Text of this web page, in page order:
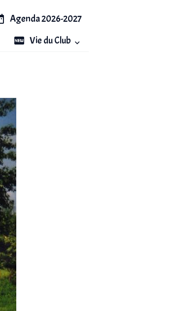
Agenda 2026-2027
Vie du Club